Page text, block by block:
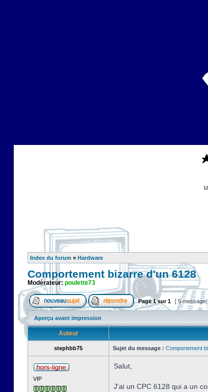
Index du forum » Hardware
Comportement bizarre d'un 6128
Modérateur: poulette73
Page1sur1 [ 5
Aperçu avant impression
Auteur
stephbb75 Sujet du message : Comportement
VIP
Salut,
J'ai un CPC 6128 qui a un